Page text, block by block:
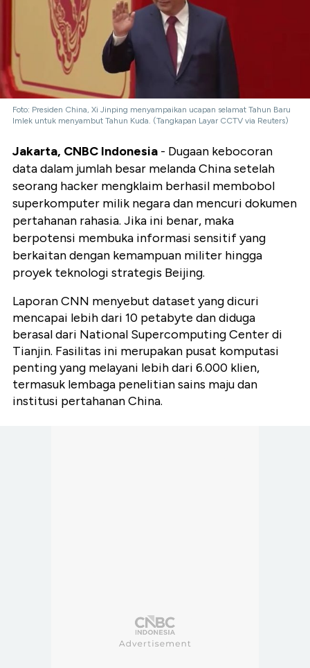
Foto: Presiden China, Xi Jinping menyampaikan ucapan selamat Tahun Baru
Imlek untuk menyambut Tahun Kuda. (Tangkapan Layar CCTV via Reuters)
Jakarta, CNBC Indonesia - Dugaan kebocoran
data dalam jumlah besar melanda China setelah
seorang hacker mengklaim berhasil membobol
superkomputer milik negara dan mencuri dokumen
pertahanan rahasia. Jika ini benar, maka
berpotensi membuka informasi sensitif yang
berkaitan dengan kemampuan militer hingga
proyek teknologi strategis Beijing.
Laporan CNN menyebut dataset yang dicuri
mencapai lebih dari 10 petabyte dan diduga
berasal dari National Supercomputing Center di
Tianjin. Fasilitas ini merupakan pusat komputasi
penting yang melayani lebih dari 6.000 klien,
termasuk lembaga penelitian sains maju dan
institusi pertahanan China.